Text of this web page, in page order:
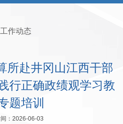
工作动态
所赴井冈山江西干部
行正确政绩观学习教
题培训
：2026-06-03